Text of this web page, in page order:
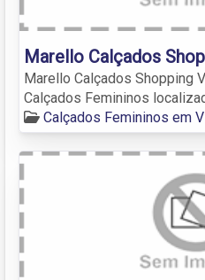
Marello Calçados
Marello Calçados Shopping
Calçados Femininos
Calçados Femininos em